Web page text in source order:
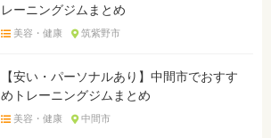
レーニングジムまとめ
美容・健康 筑紫野市
【安い・パーソナルあり】中間市でおすす
めトレーニングジムまとめ
美容・健康 中間市